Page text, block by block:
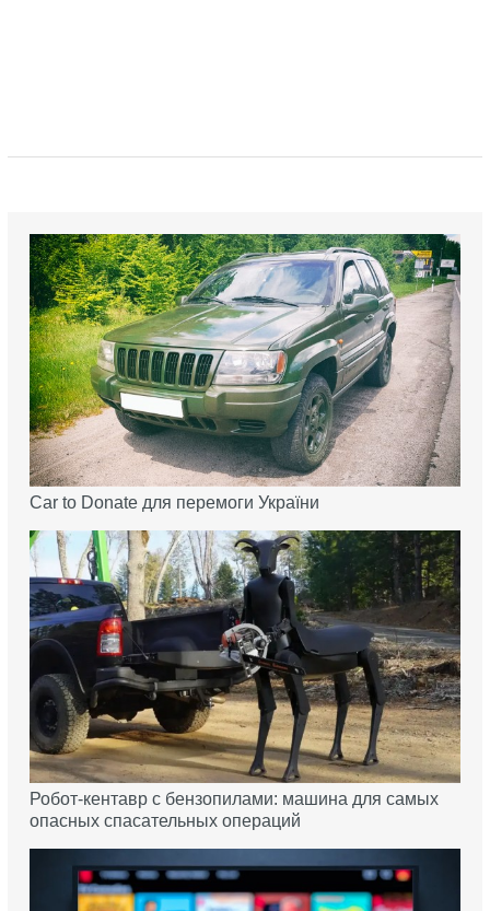
Car to Donate для перемоги України
Робот-кентавр с бензопилами: машина для самых
опасных спасательных операций